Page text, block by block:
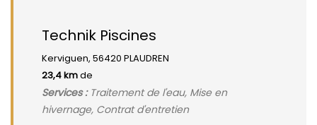
Technik Piscines
Kerviguen, 56420 PLAUDREN
23,4 kmde
Services :Traitement de l'eau, Mise en
hivernage, Contrat d'entretien